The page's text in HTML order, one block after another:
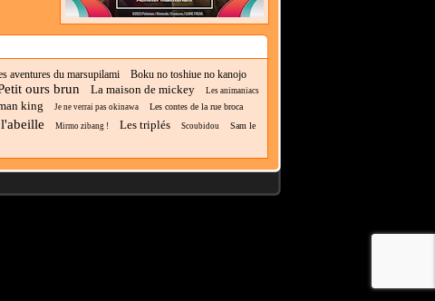
aventures du marsupilami Boku no toshiue no kanojo
ours brun La maison de mickey
Les animaniacs
king Je ne verrai pas okinawa Les contes de la rue broca
Mirmo zibang ! Les triplés Scoubidou
Sam le